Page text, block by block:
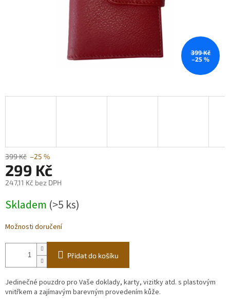
399 Kč
–25 %
399 Kč –25 %
299 Kč
247,11 Kč bez DPH
cena:
Skladem (>5 ks)
Možnosti doručení
Přidat do košíku
Jedinečné pouzdro pro Vaše doklady, karty, vizitky atd. s plastovým
vnitřkem a zajímavým barevným provedením kůže.